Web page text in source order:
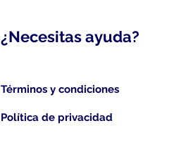
¿Necesitas ayuda?
Términos y condiciones
Política de privacidad